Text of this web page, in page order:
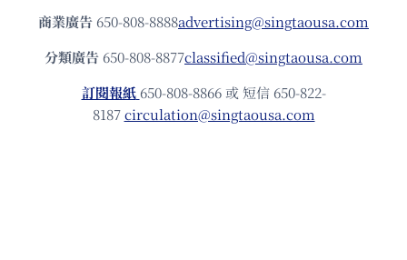
商業廣告 650-808-8888advertising@singtaousa.com
分類廣告 650-808-8877classified@singtaousa.com
訂閱報紙 650-808-8866 或 短信 650-822-
8187circulation@singtaousa.com